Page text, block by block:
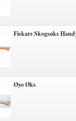
Fiskars Skogsøks
Øyo Øks